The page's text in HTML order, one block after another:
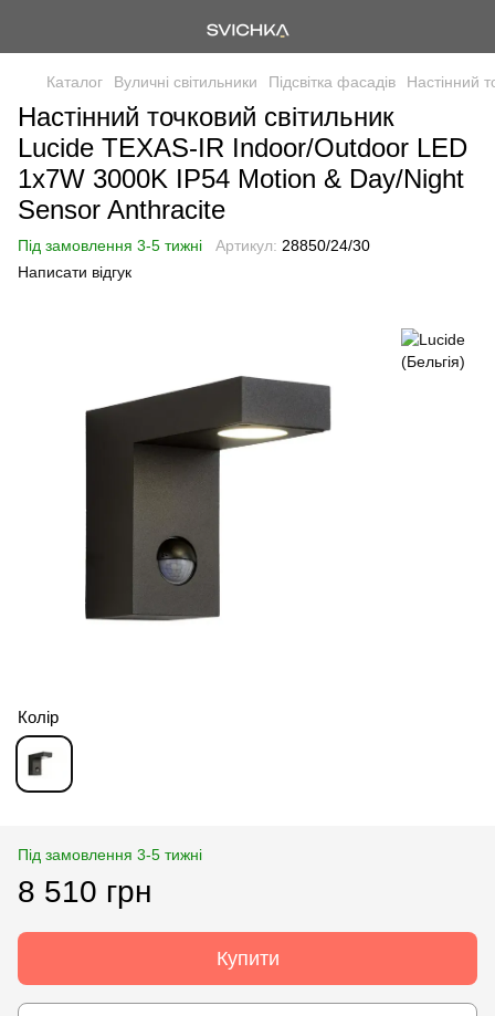
Каталог Вуличні світильники Підсвітка фасадів Настінний
Настінний точковий світильник
Lucide TEXAS-IR Indoor/Outdoor LED
1x7W 3000K IP54 Motion & Day/Night
Sensor Anthracite
Під замовлення 3-5 тижні Артикул: 28850/24/30
Написати відгук
Колір
Під замовлення 3-5 тижні
8 510 грн
Купити